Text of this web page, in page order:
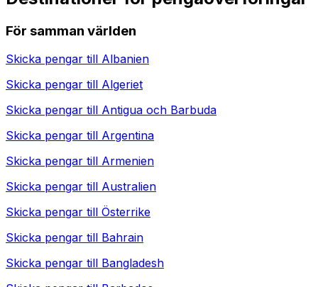
För samman världen
Skicka pengar till Albanien
Skicka pengar till Algeriet
Skicka pengar till Antigua och Barbuda
Skicka pengar till Argentina
Skicka pengar till Armenien
Skicka pengar till Australien
Skicka pengar till Österrike
Skicka pengar till Bahrain
Skicka pengar till Bangladesh